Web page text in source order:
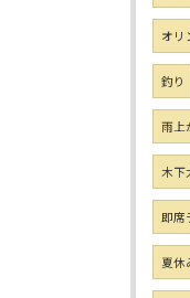
オリ
釣り
雨上
木下
即席
夏休